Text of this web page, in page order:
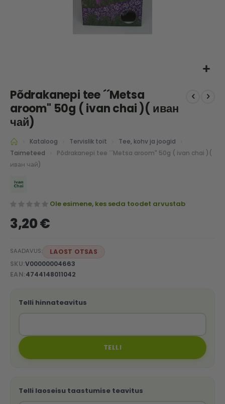
to
the
beginning
of
the
images
gallery
Põdrakanepi tee ´´Metsa
aroom" 50g ( ivan chai )( иван
чай)
Kataloog Tervislik toit
Tee, kohv ja joogid
Taimeteed
Põdrakanepi tee ´´Metsa aroom" 50g ( ivan chai )(
иван чай)
Ole esimene, kes seda toodet arvustab
3,20 €
SAADAVUS:
LAOST OTSAS
SKU V00000004663
EAN 4744148011042
Telli hinnateavitus
TELLI
Telli laoseisu taastumise teavitus